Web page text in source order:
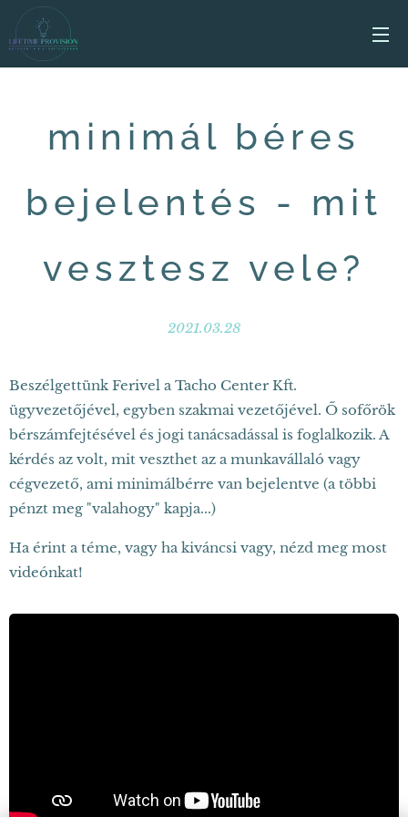
minimál béres
bejelentés - mit
vesztesz vele?
2021.03.28
Beszélgettünk Ferivel a Tacho Center Kft.
ügyvezetőjével, egyben szakmai vezetőjével. Ő sofőrök
bérszámfejtésével és jogi tanácsadással is foglalkozik. A
kérdés az volt, mit veszthet az a munkavállaló vagy
cégvezető, ami minimálbérre van bejelentve (a többi
pénzt meg "valahogy" kapja...)
Ha érint a téme, vagy ha kiváncsi vagy, nézd meg most
videónkat!